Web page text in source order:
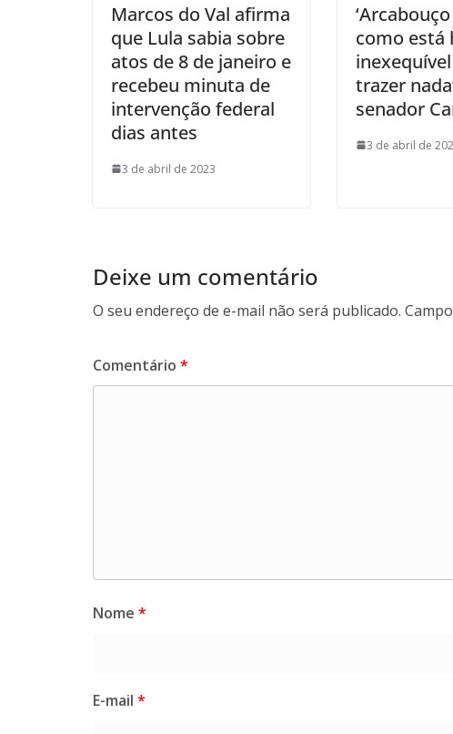
Marcos do Val afirma
que Lula sabia sobre
atos de 8 de janeiro e
recebeu minuta de
intervenção federal
dias antes
3 de abril de 2023
como está
trazer
senador
3 de abril de
Deixe um comentário
O seu endereço de e-mail não será publicado.
Comentário *
Nome *
E-mail *